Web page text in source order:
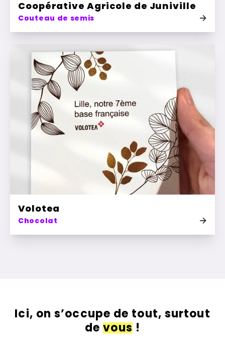
Coopérative Agricole de Juniville
Couteau de semis
Volotea
Chocolat
Ici, on s’occupe de tout, surtout
devous!